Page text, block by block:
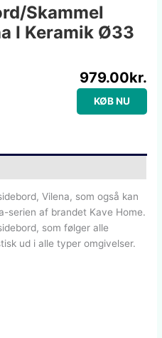
skammel
I Keramik Ø33
979.00kr.
KØB NU
Vilena, som også kan
serien af brandet Kave Home.
som følger alle
ud i alle typer omgivelser.